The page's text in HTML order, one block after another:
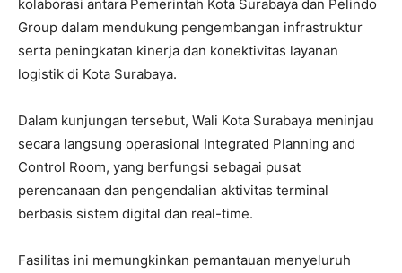
kolaborasi antara Pemerintah Kota Surabaya dan Pelindo
Group dalam mendukung pengembangan infrastruktur
serta peningkatan kinerja dan konektivitas layanan
logistik di Kota Surabaya.
Dalam kunjungan tersebut, Wali Kota Surabaya meninjau
secara langsung operasional Integrated Planning and
Control Room, yang berfungsi sebagai pusat
perencanaan dan pengendalian aktivitas terminal
berbasis sistem digital dan real-time.
Fasilitas ini memungkinkan pemantauan menyeluruh